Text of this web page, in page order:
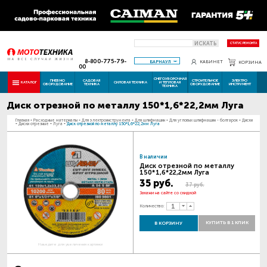
ИСКАТЬ СТАТУС РЕМОНТА
8-800-775-79-
00
БАРНАУЛ КАБИНЕТ КОРЗИНА
КАТАЛОГ ПНЕВМО
ОБОРУДОВАНИЕ
САДОВАЯ
ТЕХНИКА СИЛОВАЯ ТЕХНИКА
СНЕГОУБОРОЧНАЯ
И ТЕПЛОВАЯ
ТЕХНИКА
СТРОИТЕЛЬНОЕ
ОБОРУДОВАНИЕ
ЭЛЕКТРО
ИНСТРУМЕНТ
Диск отрезной по металлу 150*1,6*22,2мм Луга
Главная - Расходные материалы - Для электроинструмента - Для шлифмашин - Для угловых шлифмашин - болгарок - Диски
- Диски отрезные - Луга - Диск отрезной по металлу 150*1,6*22,2мм Луга
Наведите для увеличения картинки
В наличии
Диск отрезной по металлу
150*1,6*22,2мм Луга
35 руб. 37 руб.
Закажи на сайте со скидкой
Количество:
В КОРЗИНУ КУПИТЬ В 1 КЛИК